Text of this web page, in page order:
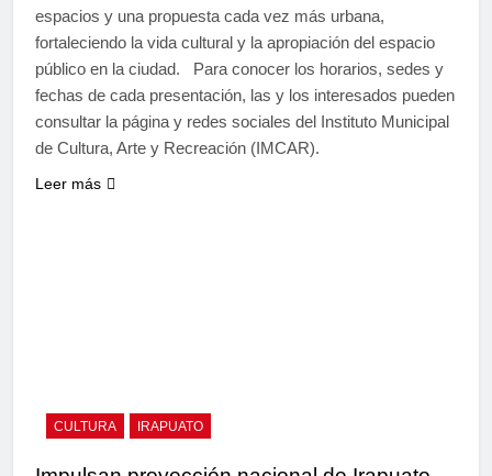
espacios y una propuesta cada vez más urbana,
fortaleciendo la vida cultural y la apropiación del espacio
público en la ciudad. Para conocer los horarios, sedes y
fechas de cada presentación, las y los interesados pueden
consultar la página y redes sociales del Instituto Municipal
de Cultura, Arte y Recreación (IMCAR).
Leer más
CULTURA IRAPUATO